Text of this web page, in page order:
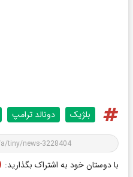
بلژیک دونالد ترامپ
با دوستان خود به اشتراک بگذارید: